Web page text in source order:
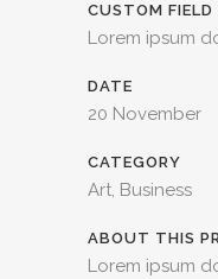
CUSTOM FIELD
Lorem ipsum
DATE
20 November
CATEGORY
Art, Business
ABOUT THIS
Lorem ipsum